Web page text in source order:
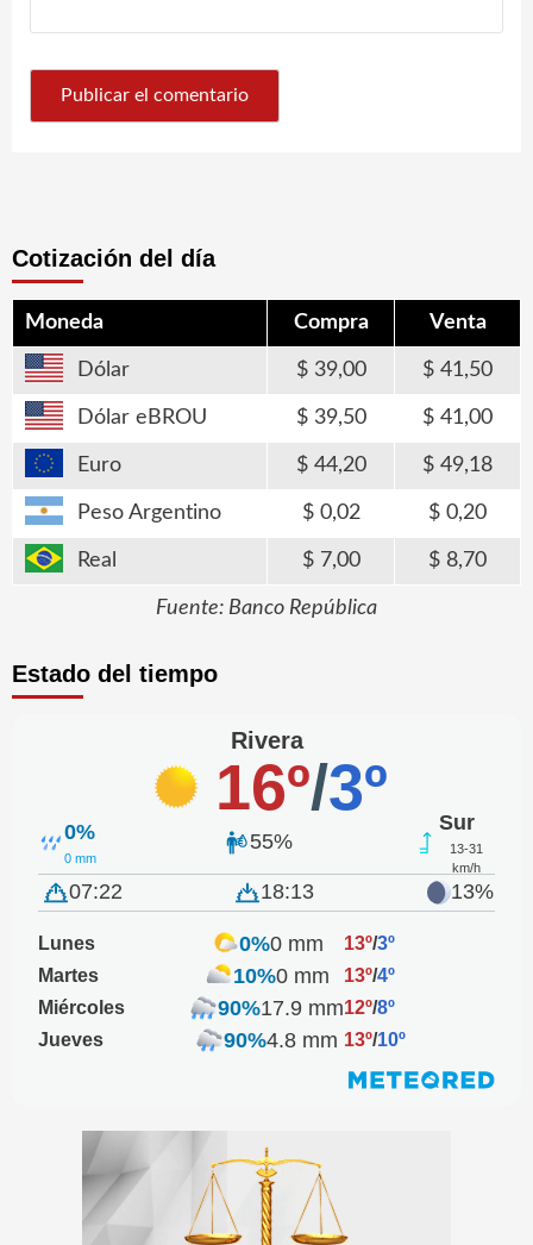
Cotización del día
Moneda Compra Venta
Dólar 39,00 41,50
Dólar eBROU 39,50 41,00
Euro 44,20 49,18
Peso Argentino 0,02 0,20
Real 7,00 8,70
Fuente: Banco República
Estado del tiempo
Rivera
16º/3º
0%
0 mm
55%
Sur
13-31
km/h
07:22 18:13 13%
Lunes 0%0 mm 13º/3º
Martes
10%0 mm 13º/4º
Miércoles
90%17.9 mm12º/8º
Jueves
90%4.8 mm 13º/10º